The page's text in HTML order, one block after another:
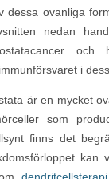
dessa ovanliga
nedan
och
i
är en mycket
som
finns det
kan